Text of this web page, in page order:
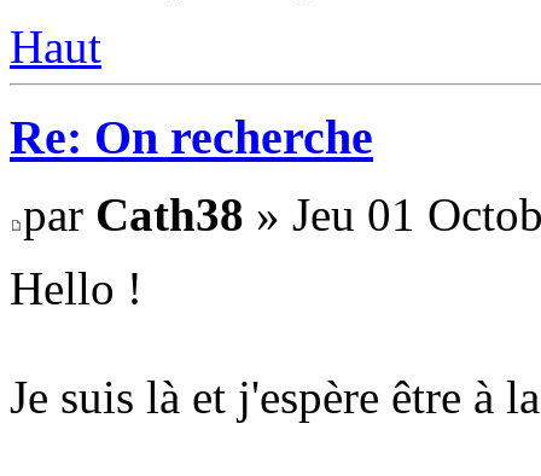
Haut
Re: On recherche
par Cath38 » Jeu 01
Hello !
Je suis là et j'espère être à